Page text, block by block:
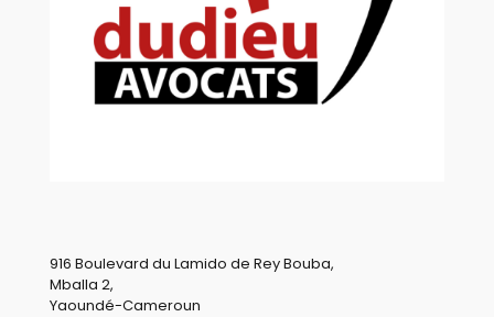
916 Boulevard du Lamido de Rey Bouba,
Mballa 2,
Yaoundé-Cameroun